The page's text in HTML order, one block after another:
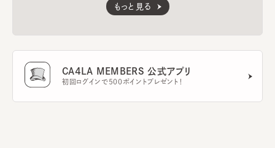
もっと見る
CA4LA MEMBERS 公式アプリ
初回ログインで500ポイントプレゼント！